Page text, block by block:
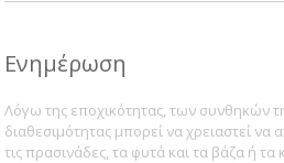
Ενημέρωση
Λόγω της εποχικότητας, των συνθηκών
διαθεσιμότητας μπορεί να χρειαστεί να
τις πρασινάδες, τα φυτά και τα βάζα ή